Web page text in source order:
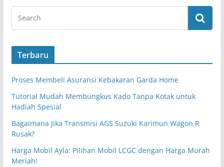
Terbaru
Proses Membeli Asuransi Kebakaran Garda Home
Tutorial Mudah Membungkus Kado Tanpa Kotak untuk
Hadiah Spesial
Bagaimana Jika Transmisi AGS Suzuki Karimun Wagon R
Rusak?
Harga Mobil Ayla: Pilihan Mobil LCGC dengan Harga Murah
Meriah!